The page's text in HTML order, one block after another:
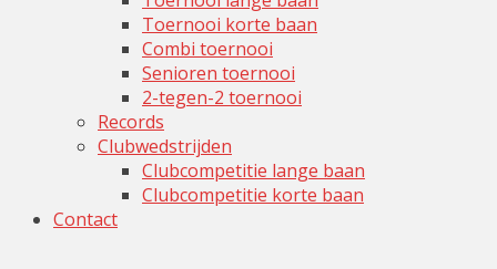
Toernooi korte baan
Combi toernooi
Senioren toernooi
2-tegen-2 toernooi
Records
Clubwedstrijden
Clubcompetitie lange baan
Clubcompetitie korte baan
Contact